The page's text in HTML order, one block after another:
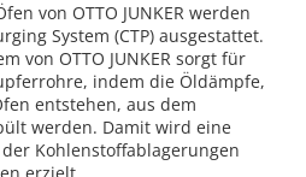
von OTTO JUNKER werden
System (CTP) ausgestattet.
von OTTO JUNKER sorgt für
indem die Öldämpfe,
entstehen, aus dem
werden. Damit wird eine
Kohlenstoffablagerungen